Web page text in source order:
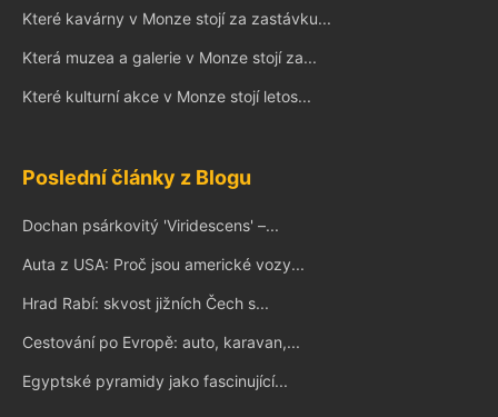
Které kavárny v Monze stojí za zastávku...
Která muzea a galerie v Monze stojí za...
Které kulturní akce v Monze stojí letos...
Poslední články z Blogu
Dochan psárkovitý 'Viridescens' –...
Auta z USA: Proč jsou americké vozy...
Hrad Rabí: skvost jižních Čech s...
Cestování po Evropě: auto, karavan,...
Egyptské pyramidy jako fascinující...